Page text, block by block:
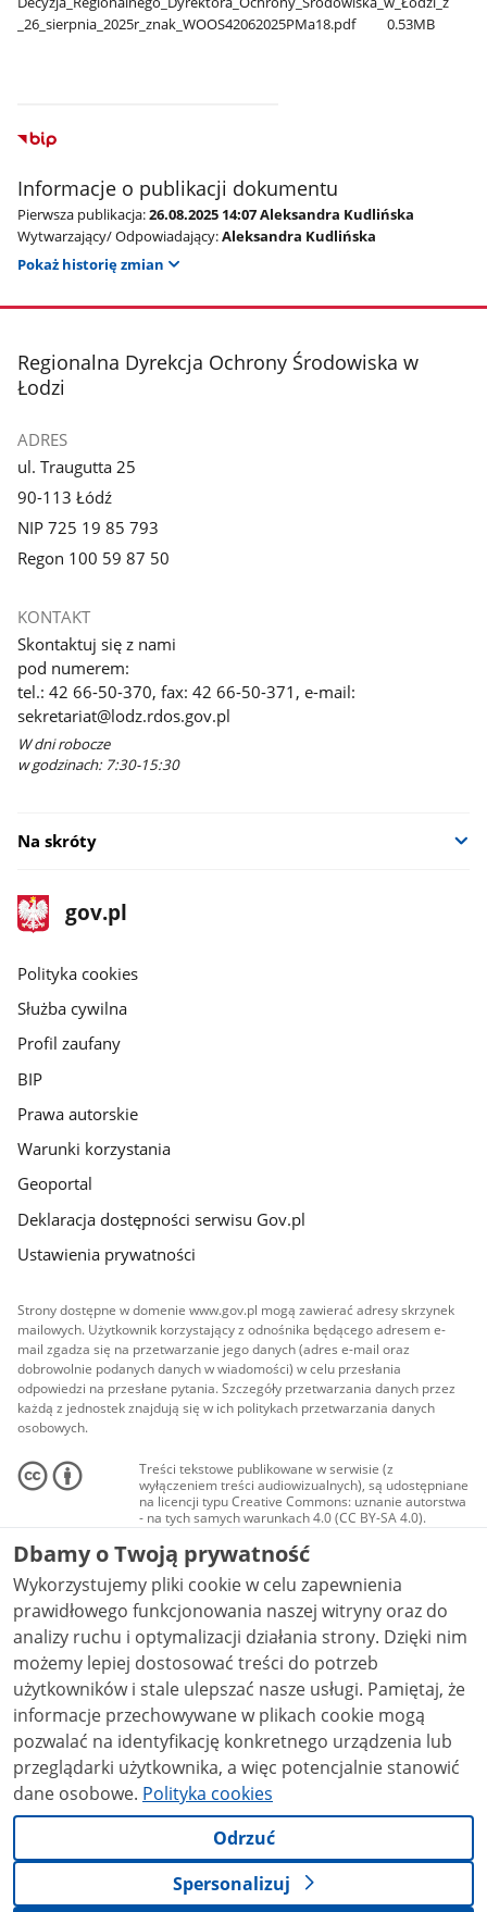
_26​_sierpnia​_2025r​_znak​_WOOS42062025PMa18.pdf
0.53MB
Informacje o publikacji dokumentu
Pierwsza publikacja:26.08.2025 14:07 Aleksandra Kudlińska
Wytwarzający/ Odpowiadający:Aleksandra Kudlińska
Pokaż historię zmian
stopka
Regionalna Dyrekcja Ochrony Środowiska w
Łodzi
ADRES
ul. Traugutta 25
90-113 Łódź
NIP 725 19 85 793
Regon 100 59 87 50
KONTAKT
Skontaktuj się z nami
pod numerem:
tel.: 42 66-50-370, fax: 42 66-50-371, e-mail:
sekretariat@lodz.rdos.gov.pl
W dni robocze
w godzinach: 7:30-15:30
Na skróty
stopka
gov.pl
Strona
gov.pl
gov.pl
Polityka cookies
Służba cywilna
Profil zaufany
BIP
Prawa autorskie
Warunki korzystania
Geoportal
Deklaracja dostępności serwisu Gov.pl
Ustawienia prywatności
Strony dostępne w domenie www.gov.pl mogą zawierać adresy skrzynek
mailowych. Użytkownik korzystający z odnośnika będącego adresem e-
mail zgadza się na przetwarzanie jego danych (adres e-mail oraz
dobrowolnie podanych danych w wiadomości) w celu przesłania
odpowiedzi na przesłane pytania. Szczegóły przetwarzania danych przez
każdą z jednostek znajdują się w ich politykach przetwarzania danych
osobowych.
Treści tekstowe publikowane w serwisie (z
wyłączeniem treści audiowizualnych), są udostępniane
na licencji typu Creative Commons: uznanie autorstwa
- na tych samych warunkach 4.0 (CC BY-SA 4.0).
Materiały audiowizualne, w tym zdjęcia, materiały
audio i wideo, są udostępniane na licencji typu
Creative Commons: uznanie autorstwa użycie
niekomercyjne - bez utworów zależnych 4.0 (CC BY-
NC-ND 4.0), o ile nie jest to stwierdzone inaczej.
Dbamy o Twoją prywatność
Wykorzystujemy pliki cookie w celu zapewnienia
prawidłowego funkcjonowania naszej witryny oraz do
analizy ruchu i optymalizacji działania strony. Dzięki nim
możemy lepiej dostosować treści do potrzeb
użytkowników i stale ulepszać nasze usługi. Pamiętaj, że
informacje przechowywane w plikach cookie mogą
pozwalać na identyfikację konkretnego urządzenia lub
przeglądarki użytkownika, a więc potencjalnie stanowić
dane osobowe. Polityka cookies
Odrzuć
Spersonalizuj